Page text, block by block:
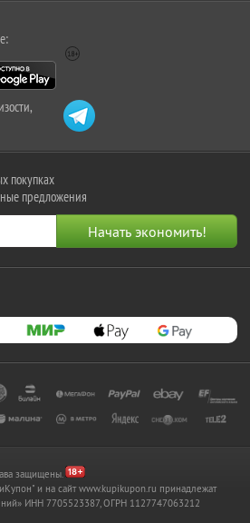
покупках
предложения
защищены.
и на сайт www.kupikupon.ru принадлежат
ИНН 7705523387, ОГРН 1127747063212